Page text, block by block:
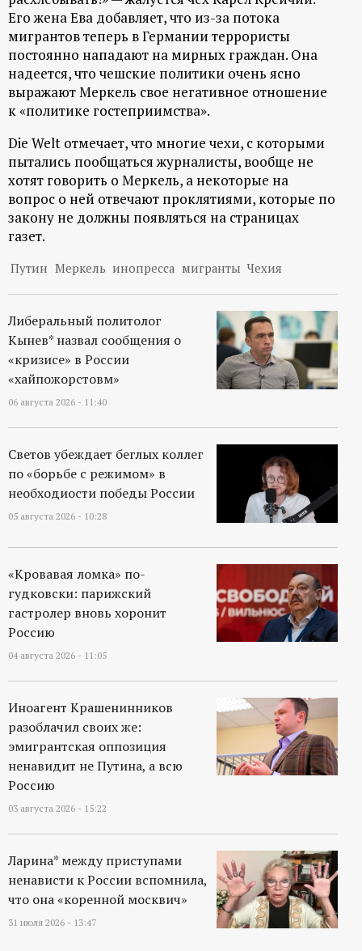
н
ы
й
п
о
р
т
а
л
Его жена Ева добавляет, что из-за потока
мигрантов теперь в Германии террористы
постоянно нападают на мирных граждан. Она
надеется, что чешские политики очень ясно
выражают Меркель свое негативное отношение
к «политике гостеприимства».
Die Welt отмечает, что многие чехи, с которыми
пытались пообщаться журналисты, вообще не
хотят говорить о Меркель, а некоторые на
вопрос о ней отвечают проклятиями, которые по
закону не должны появляться на страницах
газет.
Путин Меркель инопресса мигранты Чехия
Либеральный политолог
Кынев* назвал сообщения о
«кризисе» в России
«хайпожорстовм»
06 августа 2026 - 11:40
Светов убеждает беглых коллег
по «борьбе с режимом» в
необходиости победы России
05 августа 2026 - 10:28
«Кровавая ломка» по-
гудковски: парижский
гастролер вновь хоронит
Россию
04 августа 2026 - 11:05
Иноагент Крашенинников
разоблачил своих же:
эмигрантская оппозиция
ненавидит не Путина, а всю
Россию
03 августа 2026 - 15:22
Ларина* между приступами
ненависти к России вспомнила,
что она «коренной москвич»
31 июля 2026 - 13:47